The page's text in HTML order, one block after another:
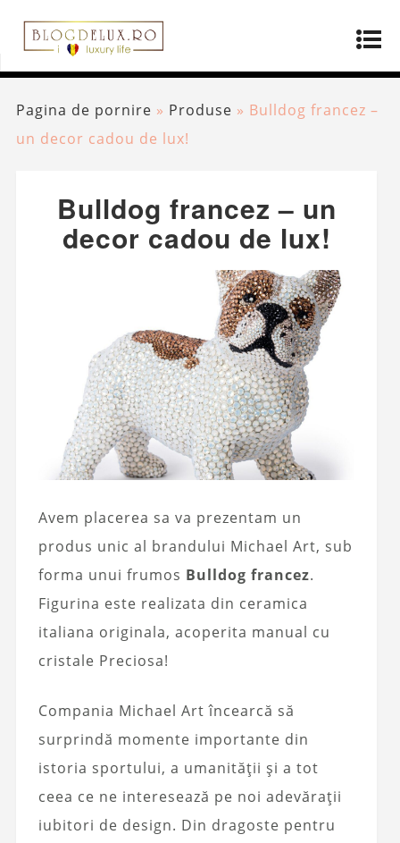
Pagina de pornire » Produse » Bulldog francez –
un decor cadou de lux!
Bulldog francez – un
decor cadou de lux!
Avem placerea sa va prezentam un
produs unic al brandului Michael Art, sub
forma unui frumos Bulldog francez.
Figurina este realizata din ceramica
italiana originala, acoperita manual cu
cristale Preciosa!
Compania Michael Art încearcă să
surprindă momente importante din
istoria sportului, a umanității și a tot
ceea ce ne interesează pe noi adevărații
iubitori de design. Din dragoste pentru